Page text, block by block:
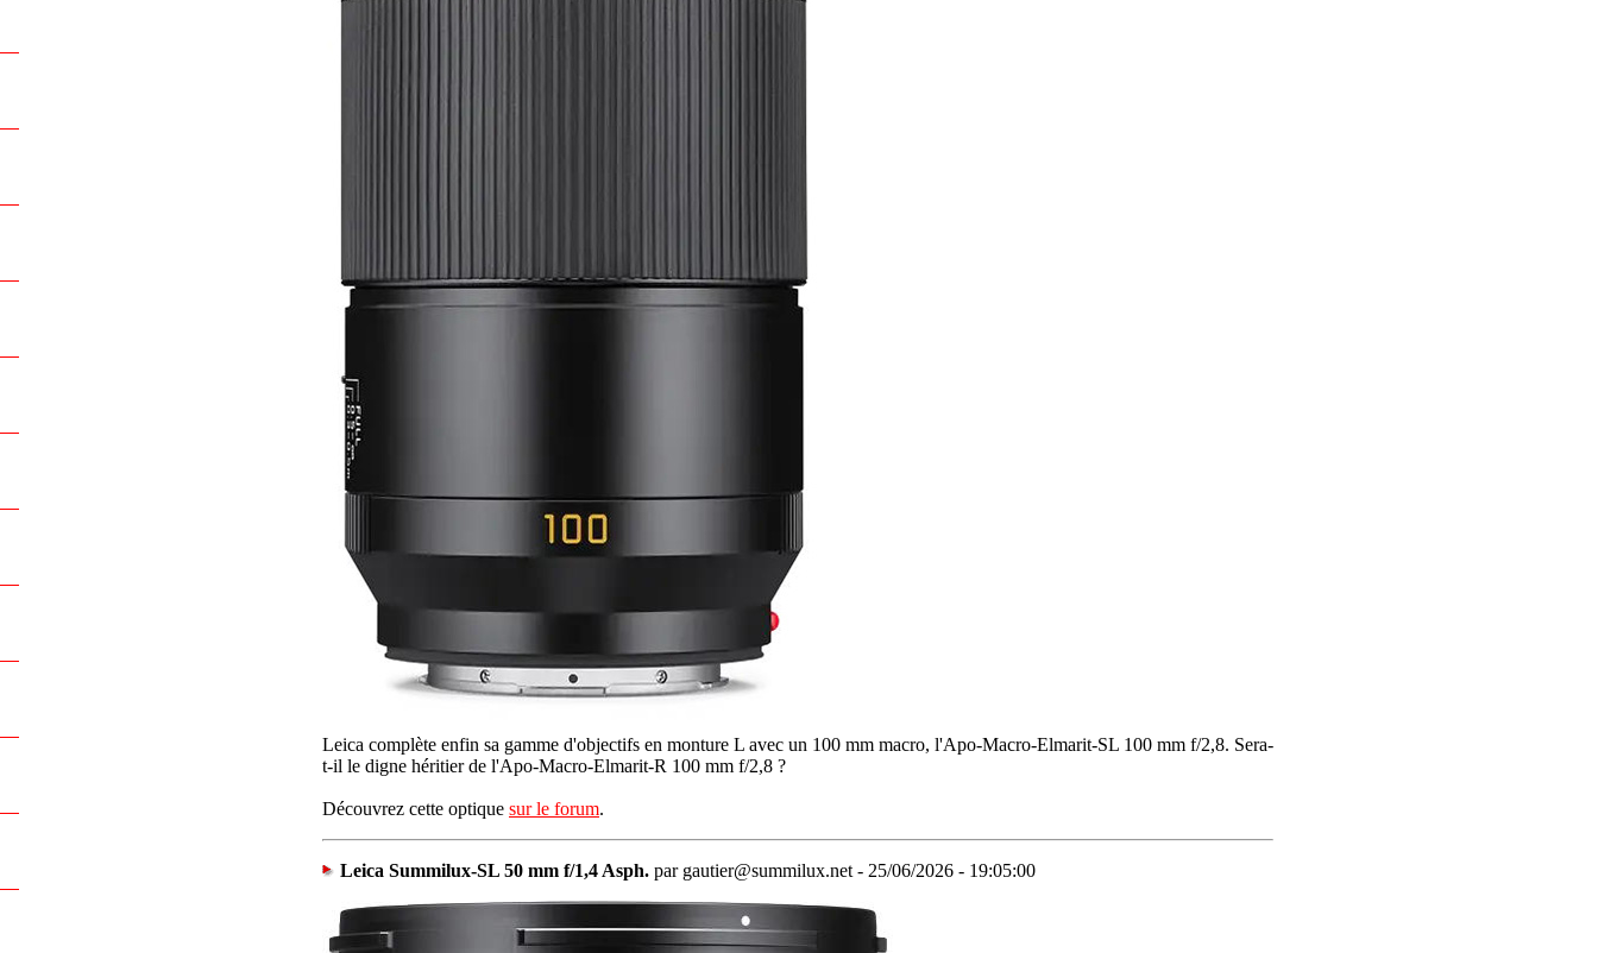
Leica complète enfin sa gamme d'objectifs en monture L avec un 100 mm macro, l'Apo-Macro-Elmarit-SL 100 mm f/2,8. Sera-
t-il le digne héritier de l'Apo-Macro-Elmarit-R 100 mm f/2,8 ?
Découvrez cette optique sur le forum.
Leica Summilux-SL 50 mm f/1,4 Asph. par gautier@summilux.net - 25/06/2026 - 19:05:00